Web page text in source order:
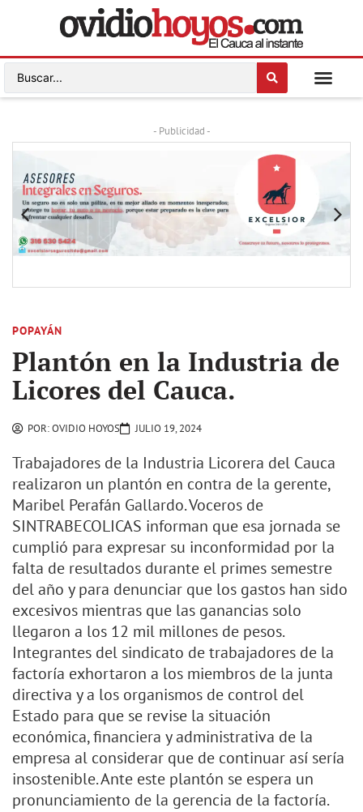
- Publicidad -
POPAYÁN
Plantón en la Industria de
Licores del Cauca.
POR:OVIDIO HOYOS JULIO 19, 2024
Trabajadores de la Industria Licorera del Cauca
realizaron un plantón en contra de la gerente,
Maribel Perafán Gallardo. Voceros de
SINTRABECOLICAS informan que esa jornada se
cumplió para expresar su inconformidad por la
falta de resultados durante el primes semestre
del año y para denunciar que los gastos han sido
excesivos mientras que las ganancias solo
llegaron a los 12 mil millones de pesos.
Integrantes del sindicato de trabajadores de la
factoría exhortaron a los miembros de la junta
directiva y a los organismos de control del
Estado para que se revise la situación
económica, financiera y administrativa de la
empresa al considerar que de continuar así sería
insostenible. Ante este plantón se espera un
pronunciamiento de la gerencia de la factoría.